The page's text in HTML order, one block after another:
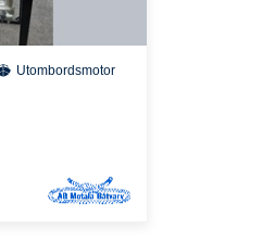
Utombordsmotor